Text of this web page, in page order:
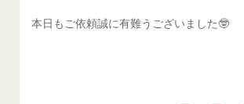
本日もご依頼誠に有難うございました🤓